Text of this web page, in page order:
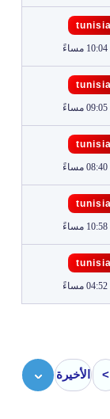
> الأخيرة